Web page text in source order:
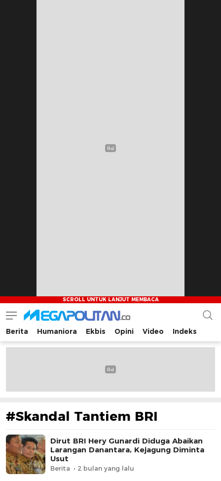
Megapolitan.co
Menyajikan berita-berita fakta bagi pembaca
Berita Humaniora Ekbis Opini Video Indeks
#Skandal Tantiem BRI
Dirut BRI Hery Gunardi Diduga Abaikan
Larangan Danantara, Kejagung Diminta
Usut
Berita 2 bulan yang lalu